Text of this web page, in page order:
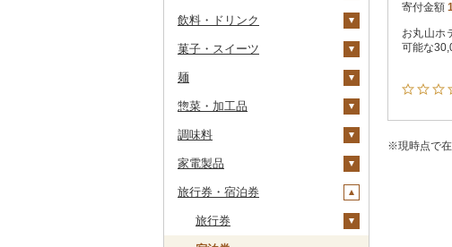
和牛
黒毛和牛
仙台牛
米沢牛
山形牛
常陸牛
上州牛
その他牛肉（加工品）
焼肉
アグー豚
ハム
ソーセージ・ウインナ
ハム・ソーセージ
唐揚げ
水炊き
地鶏
赤鶏さつま
その他鶏肉
馬肉
羊肉・ラム肉（ジンギス
その他カニ
その他エビ
明太子
たらこ
その他魚卵
数の子
キャビア
その他魚卵
貝
鮑（アワビ）
牡蠣（カキ）
あさり
しじみ
サザエ
鮮魚
鮭・サーモン
マグロ
イワシ
カツオ
イカ・タコ
イカ
タコ
海苔・海藻
海苔
わかめ
干物
ししゃも
その他魚介・加工品
金芽米
ゆめぴりか
コシヒカリ
はえぬき
さがびより
あきたこまち
ひとめぼれ
パンピオーネ
デラウェア
その他ぶどう・マスカ
もも
メロン
梨
和梨
洋梨・ラフランス
マンゴー
みかん・柑橘
みかん
レモン
すいか
キウイ
さつまいも
その他いも
フルーツトマト
ミニトマト
玉ねぎ
ねぎ
根菜
人参
大根
自然薯
レンコン
アスパラガス
豆
きのこ
しいたけ
その他野菜
チーズ
ヨーグルト
バター
その他乳製品
ビール・発泡酒
ビール
地ビール・クラフトビ
日本酒
純米吟醸
大吟醸
吟醸
その他日本酒
芋焼酎
麦焼酎
米焼酎
黒糖焼酎
その他焼酎
梅酒
泡盛
ワイン
白ワイン
赤ワイン
ウイスキー
リキュール・洋酒
飲料・ドリンク
水・ミネラルウォーター
飲料
コーヒー豆
粉
ドリップ
茶
飲料
茶葉・ティーバッグ
静岡茶
足柄茶
果汁飲料
りんごジュース
みかんジュース（オレ
その他果汁飲料
紅茶
飲料
茶葉・ティーバッグ
その他飲料・ジュース
野菜ジュース
菓子・スイーツ
クッキー
焼き菓子
プリン
ゼリー
チョコレート
麺
ラーメン
うどん
そば
パスタ
ひやむぎ
惣菜・加工品
惣菜
餃子
シュウマイ
コロッケ
カレー・シチュー
カレー
シチュー
鍋
肉
ピザ
調味料
砂糖
塩
醤油
家電製品
季節・空調家電
キッチン家電
旅行券・宿泊券
旅行券
寄付金額
お丸山ホ
可能な
※現時点で在